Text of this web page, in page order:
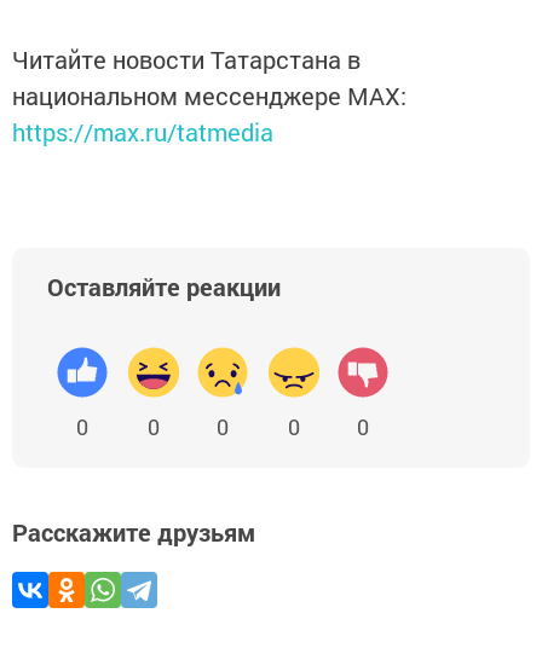
Читайте новости Татарстана в
национальном мессенджере MАХ:
https://max.ru/tatmedia
Оставляйте реакции
0 0 0 0 0
Расскажите друзьям